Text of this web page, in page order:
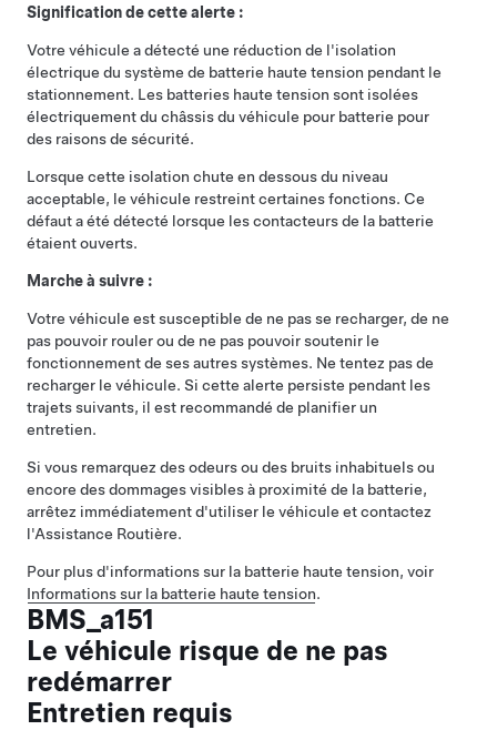
Signification de cette alerte :
Votre véhicule a détecté une réduction de l'isolation
électrique du système de batterie haute tension pendant le
stationnement. Les batteries haute tension sont isolées
électriquement du châssis du véhicule pour batterie pour
des raisons de sécurité.
Lorsque cette isolation chute en dessous du niveau
acceptable, le véhicule restreint certaines fonctions. Ce
défaut a été détecté lorsque les contacteurs de la batterie
étaient ouverts.
Marche à suivre :
Votre véhicule est susceptible de ne pas se recharger, de ne
pas pouvoir rouler ou de ne pas pouvoir soutenir le
fonctionnement de ses autres systèmes. Ne tentez pas de
recharger le véhicule. Si cette alerte persiste pendant les
trajets suivants, il est recommandé de planifier un
entretien.
Si vous remarquez des odeurs ou des bruits inhabituels ou
encore des dommages visibles à proximité de la batterie,
arrêtez immédiatement d'utiliser le véhicule et contactez
l'Assistance Routière.
Pour plus d'informations sur la batterie haute tension, voir
Informations sur la batterie haute tension.
BMS_a151
Le véhicule risque de ne pas
redémarrer
Entretien requis